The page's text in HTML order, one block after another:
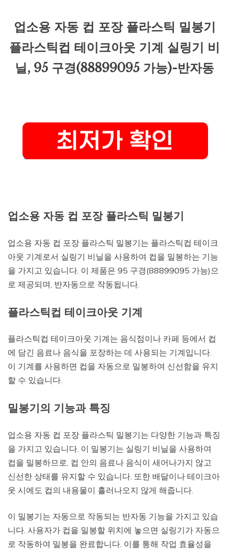
업소용 자동 컵 포장 플라스틱 밀봉기
플라스틱컵 테이크아웃 기계 실링기 비
닐, 95 구경(88899095 가능)-반자동
업소용 자동 컵 포장 플라스틱 밀봉기
업소용 자동 컵 포장 플라스틱 밀봉기는 플라스틱컵 테이크
아웃 기계로서 실링기 비닐을 사용하여 컵을 밀봉하는 기능
을 가지고 있습니다. 이 제품은 95 구경(88899095 가능)으
로 제공되며, 반자동으로 작동됩니다.
플라스틱컵 테이크아웃 기계
플라스틱컵 테이크아웃 기계는 음식점이나 카페 등에서 컵
에 담긴 음료나 음식을 포장하는 데 사용되는 기계입니다.
이 기계를 사용하면 컵을 자동으로 밀봉하여 신선함을 유지
할 수 있습니다.
밀봉기의 기능과 특징
업소용 자동 컵 포장 플라스틱 밀봉기는 다양한 기능과 특징
을 가지고 있습니다. 이 밀봉기는 실링기 비닐을 사용하여
컵을 밀봉하므로, 컵 안의 음료나 음식이 새어나가지 않고
신선한 상태를 유지할 수 있습니다. 또한 배달이나 테이크아
웃 시에도 컵의 내용물이 흘러나오지 않게 해줍니다.
이 밀봉기는 자동으로 작동되는 반자동 기능을 가지고 있습
니다. 사용자가 컵을 밀봉할 위치에 놓으면 실링기가 자동으
로 작동하여 밀봉을 완료합니다. 이를 통해 작업 효율성을